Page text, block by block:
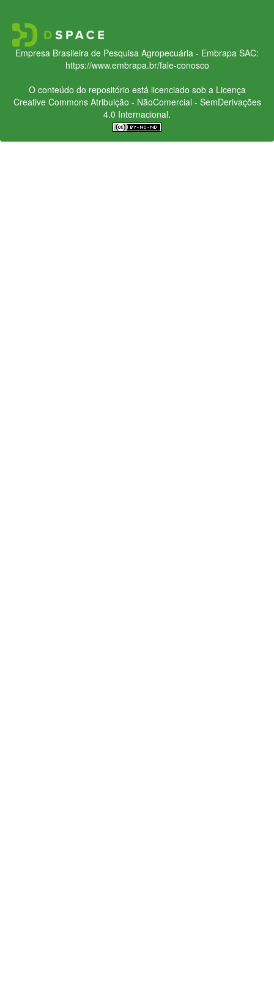
Empresa Brasileira de Pesquisa Agropecuária - Embrapa SAC:
https://www.embrapa.br/fale-conosco
O conteúdo do repositório está licenciado sob a Licença
Creative CommonsAtribuição - NãoComercial - SemDerivações
4.0 Internacional.